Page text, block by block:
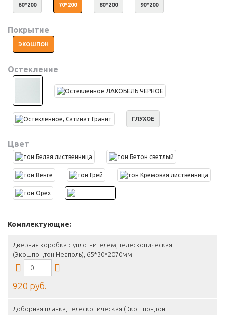
60*200 70*200 80*200 90*200
Покрытие
ЭКОШПОН
Остекление
ГЛУХОЕ
Цвет
Комплектующие:
Дверная коробка с уплотнителем, телескопическая
(Экошпон,тон Неаполь), 65*30*2070мм
920 руб.
Доборная планка, телескопическая (Экошпон,тон